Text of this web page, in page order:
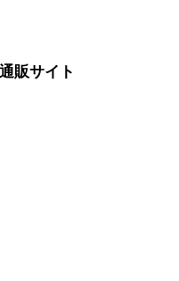
販サイト